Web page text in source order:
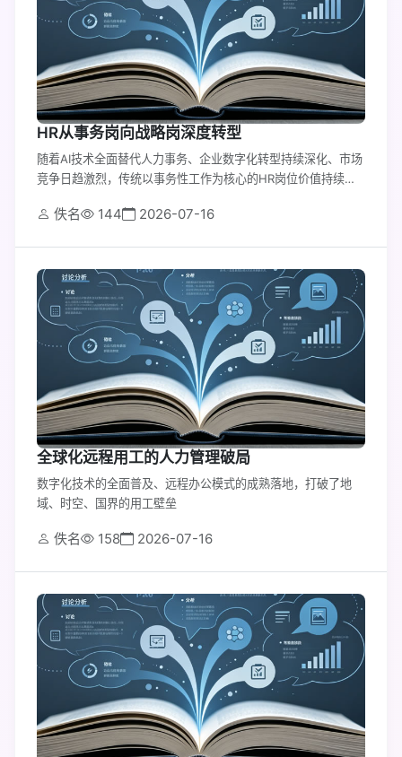
HR从事务岗向战略岗深度转型
随着AI技术全面替代人力事务、企业数字化转型持续深化、市场
竞争日趋激烈，传统以事务性工作为核心的HR岗位价值持续弱
佚名 144 2026-07-16
全球化远程用工的人力管理破局
数字化技术的全面普及、远程办公模式的成熟落地，打破了地
域、时空、国界的用工壁垒
佚名 158 2026-07-16